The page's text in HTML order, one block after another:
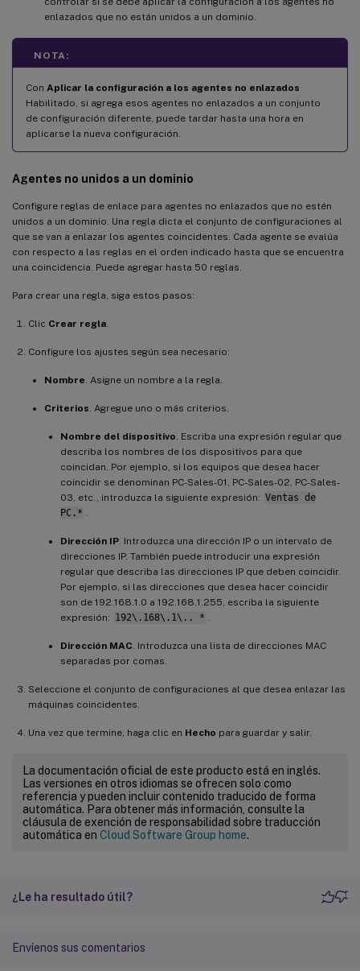
enlazados que no están unidos a un dominio.
NOTA:
Con Aplicar la configuración a los agentes no enlazados
Habilitado, si agrega esos agentes no enlazados a un conjunto
de configuración diferente, puede tardar hasta una hora en
aplicarse la nueva configuración.
Agentes no unidos a un dominio
Configure reglas de enlace para agentes no enlazados que no estén
unidos a un dominio. Una regla dicta el conjunto de configuraciones al
que se van a enlazar los agentes coincidentes. Cada agente se evalúa
con respecto a las reglas en el orden indicado hasta que se encuentra
una coincidencia. Puede agregar hasta 50 reglas.
Para crear una regla, siga estos pasos:
Clic Crear regla
Configure los ajustes según sea necesario:
Nombre . Asigne un nombre a la regla.
Criterios . Agregue uno o más criterios.
Nombre del dispositivo . Escriba una expresión regular que
describa los nombres de los dispositivos para que
coincidan. Por ejemplo, si los equipos que desea hacer
coincidir se denominan PC-Sales-01, PC-Sales-02, PC-Sales-
03, etc., introduzca la siguiente expresión: Ventas de
PC.*
Dirección IP . Introduzca una dirección IP o un intervalo de
direcciones IP. También puede introducir una expresión
regular que describa las direcciones IP que deben coincidir.
Por ejemplo, si las direcciones que desea hacer coincidir
son de 192.168.1.0 a 192.168.1.255, escriba la siguiente
expresión: 192\.168\.1\.. *
Dirección MAC . Introduzca una lista de direcciones MAC
separadas por comas.
Seleccione el conjunto de configuraciones al que desea enlazar las
máquinas coincidentes.
Una vez que termine, haga clic en Hecho para guardar y salir.
La documentación oficial de este producto está en inglés.
Las versiones en otros idiomas se ofrecen solo como
referencia y pueden incluir contenido traducido de forma
automática. Para obtener más información, consulte la
cláusula de exención de responsabilidad sobre traducción
automática en Cloud Software Group home.
¿Le ha resultado útil?
Envíenos sus comentarios